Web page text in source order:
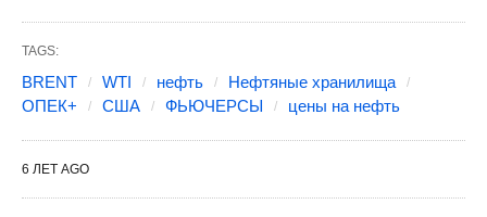
TAGS:
BRENT WTI нефть
Нефтяные хранилища
ОПЕК+
США ФЬЮЧЕРСЫ цены на нефть
6 ЛЕТ AGO